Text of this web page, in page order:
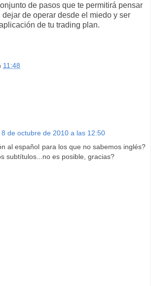
de pasos que te permitirá pensar
de operar desde el miedo y ser
de tu trading plan.
11:48
8 de octubre de 2010 a las 12:50
al español para los que no sabemos inglés?
subtítulos...no es posible, gracias?